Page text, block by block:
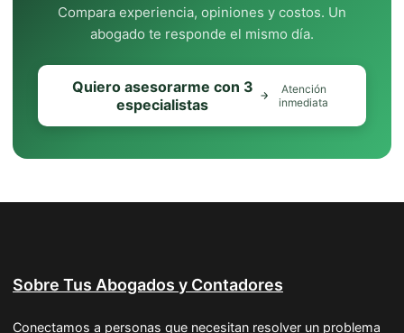
Compara experiencia, opiniones y costos. Un
abogado te responde el mismo día.
Quiero asesorarme con 3
especialistas
Atención
inmediata
Sobre Tus Abogados y Contadores
Conectamos a personas que necesitan resolver un problema